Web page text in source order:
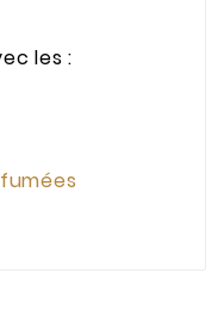
les :